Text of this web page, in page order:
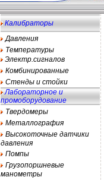
Калибраторы
Давления
Температуры
Электр.сигналов
Комбинированные
Стенды и стойки
Лабораторное и
промоборудование
Твердомеры
Металлография
Высокоточные датчики
давления
Помпы
Грузопоршневые
манометры